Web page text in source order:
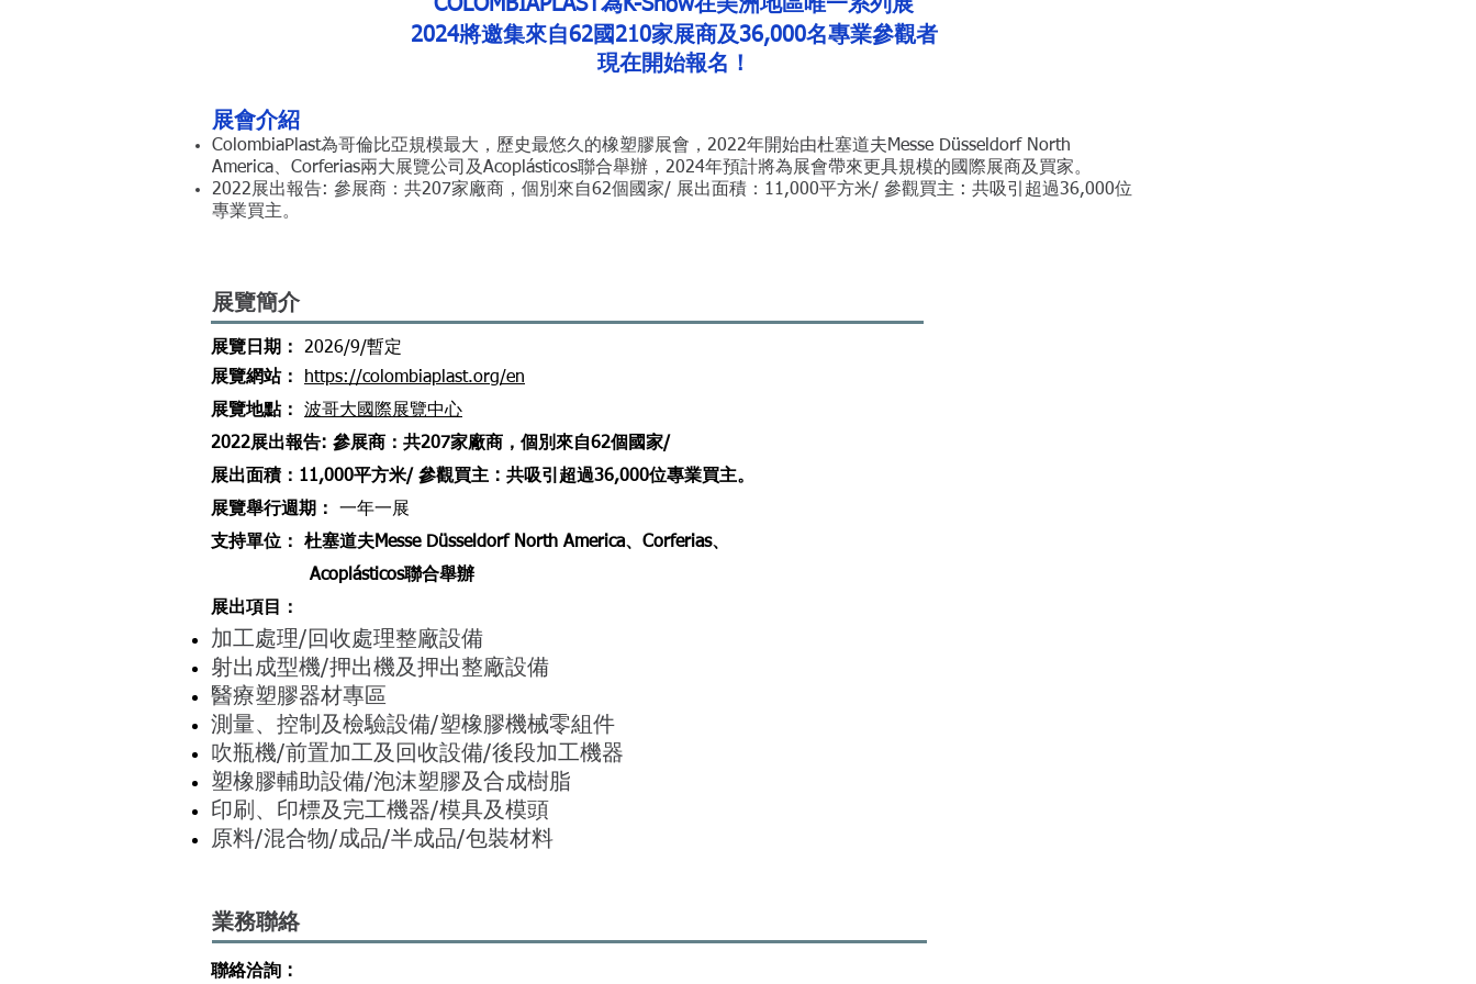
COLOMBIAPLAST為K-Show在美洲地區唯一系列展
2024將邀集來自62國210家展商及36,000名專業參觀者
現在開始報名！
展會介紹
ColombiaPlast為哥倫比亞規模最大，歷史最悠久的橡塑膠展會，2022年開始由杜塞道夫Messe Düsseldorf North
America、Corferias兩大展覽公司及Acoplásticos聯合舉辦，2024年預計將為展會帶來更具規模的國際展商及買家。
2022展出報告: 參展商：共207家廠商，個別來自62個國家/ 展出面積：11,000平方米/ 參觀買主 : 共吸引超過36,000位
專業買主。
展覽簡介
展覽日期：
2026/9/暫定
​展覽網站：
https://colombiaplast.org/en
​展覽地點：
波哥大國際展覽中心
2022展出報告: 參展商：共207家廠商，個別來自62個國家/
展出面積：11,000平方米/ 參觀買主 : 共吸引超過36,000位專業買主。
展覽舉行週期 ： 一年一展
支持單位： 杜塞道夫Messe Düsseldorf North America、Corferias、
​ Acoplásticos聯合舉辦
展出項目
：
加工處理/回收處理整廠設備
射出成型機/押出機及押出整廠設備
醫療塑膠器材專區
測量、控制及檢驗設備/塑橡膠機械零組件
吹瓶機/前置加工及回收設備/後段加工機器
塑橡膠輔助設備/泡沫塑膠及合成樹脂
印刷、印標及完工機器/模具及模頭
原料/混合物/成品/半成品/包裝材料
​業務聯絡
聯絡洽詢 :